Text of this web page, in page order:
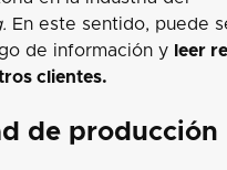
En este sentido, puede
de información y leer
clientes.
de producción